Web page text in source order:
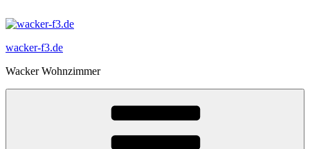
Inhalt
wacker-f3.de
Wacker Wohnzimmer